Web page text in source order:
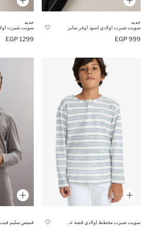
جديد
سويت شيرت اولادي اسود اوفر سايز
999 EGP
جديد
1299 EGP